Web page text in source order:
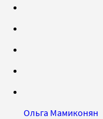
Ольга Мамиконян